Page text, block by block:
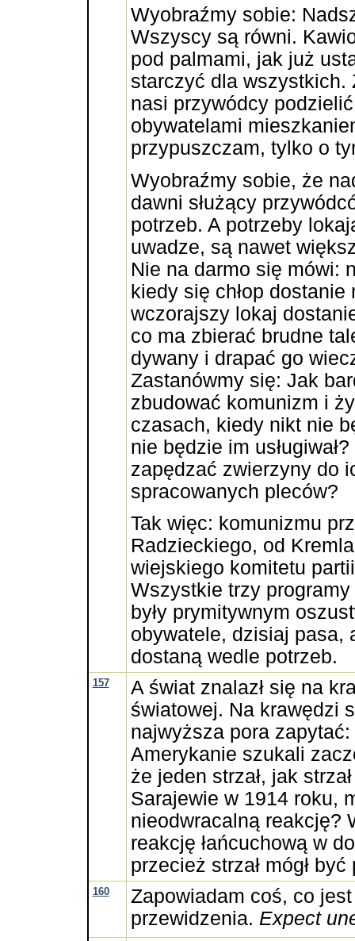
Wyobraźmy sobie:
Wszyscy są równi.
pod palmami, jak już
starczyć dla wszystkich.
nasi przywódcy
obywatelami
przypuszczam, tylko o
Wyobraźmy sobie, że
dawni służący
potrzeb. A potrzeby
uwadze, są nawet
Nie na darmo się mówi:
kiedy się chłop
wczorajszy lokaj
co ma zbierać brudne
dywany i drapać go
Zastanówmy się: Jak
zbudować komunizm i
czasach, kiedy nikt nie
nie będzie im
zapędzać zwierzyny do
spracowanych pleców?
Tak więc: komunizmu
Radzieckiego, od
wiejskiego komitetu
Wszystkie trzy
były prymitywnym
obywatele, dzisiaj pasa,
dostaną wedle potrzeb.
157
A świat znalazł się na
światowej. Na krawędzi
najwyższa pora
Amerykanie szukali
że jeden strzał, jak
Sarajewie w 1914 roku,
nieodwracalną reakcję?
reakcję łańcuchową w
przecież strzał mógł
160
Zapowiadam coś, co
przewidzenia. Expect